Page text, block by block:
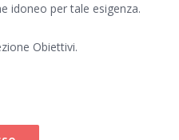
idoneo per tale esigenza.
Obiettivi.